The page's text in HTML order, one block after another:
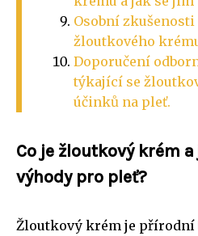
Osobní
žloutkového
Doporučení
týkající se
účinků na pleť.
Co je žloutkový krém
výhody pro pleť?
Žloutkový krém je